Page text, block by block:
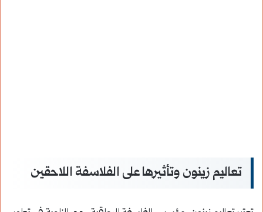
تعاليم زينون وتأثيرها على الفلاسفة اللاحقين